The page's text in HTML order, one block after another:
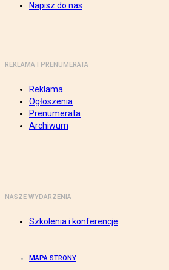
Napisz do nas
REKLAMA I PRENUMERATA
Reklama
Ogłoszenia
Prenumerata
Archiwum
NASZE WYDARZENIA
Szkolenia i konferencje
MAPA STRONY